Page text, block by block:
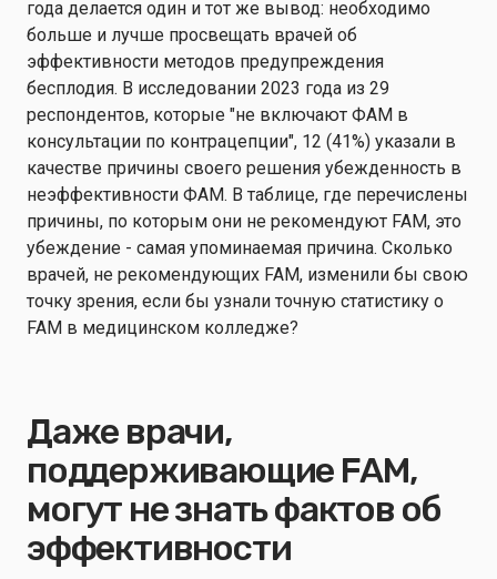
года делается один и тот же вывод: необходимо
больше и лучше просвещать врачей об
эффективности методов предупреждения
бесплодия. В исследовании 2023 года из 29
респондентов, которые "не включают ФАМ в
консультации по контрацепции", 12 (41%) указали в
качестве причины своего решения убежденность в
неэффективности ФАМ. В таблице, где перечислены
причины, по которым они не рекомендуют FAM, это
убеждение - самая упоминаемая причина. Сколько
врачей, не рекомендующих FAM, изменили бы свою
точку зрения, если бы узнали точную статистику о
FAM в медицинском колледже?
Даже врачи,
поддерживающие FAM,
могут не знать фактов об
эффективности